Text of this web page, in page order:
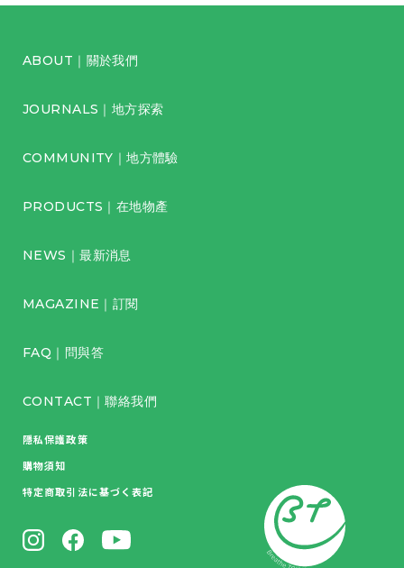
ABOUT｜關於我們
JOURNALS｜地方探索
COMMUNITY｜地方體驗
PRODUCTS｜在地物產
NEWS｜最新消息
MAGAZINE｜訂閱
FAQ｜問與答
CONTACT｜聯絡我們
隱私保護政策
購物須知
特定商取引法に基づく表記